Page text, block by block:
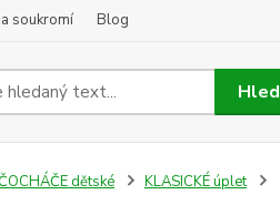
soukromí Blog
dětské KLASICKÉ úplet